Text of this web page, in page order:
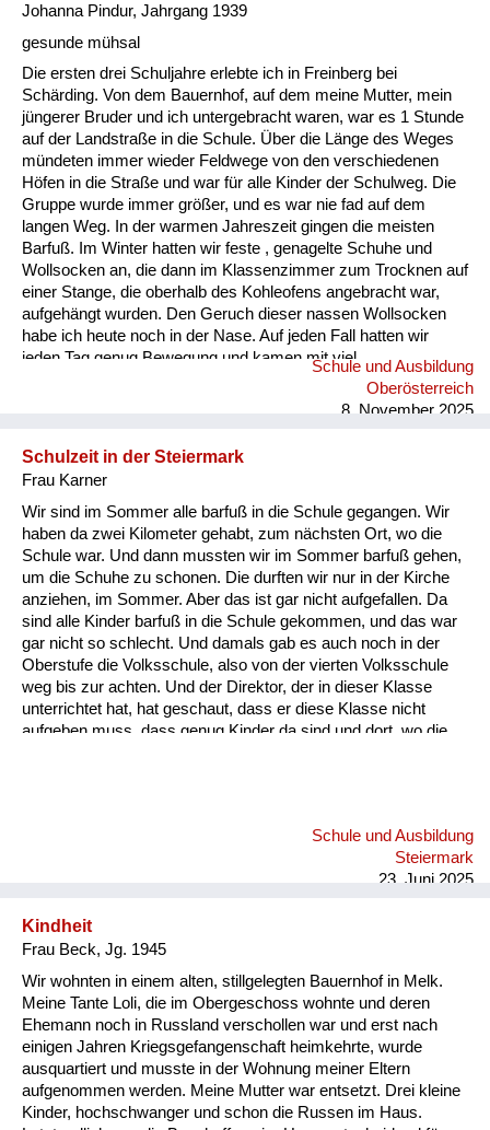
Kategorie
Besatzungsmächte
Frauen, Mütter, Kinder
Versorgung
Heimkehrer
Fluchtgeschichten
Familiengeschichten
Schule und Ausbildung
Wiederaufbau und
Wohnen
Johanna Pindur, Jahrgang 1939
gesunde mühsal
Die ersten drei Schuljahre erlebte ich in Freinberg bei
Schärding. Von dem Bauernhof, auf dem meine Mutter, mein
jüngerer Bruder und ich untergebracht waren, war es 1 Stunde
auf der Landstraße in die Schule. Über die Länge des Weges
mündeten immer wieder Feldwege von den verschiedenen
Höfen in die Straße und war für alle Kinder der Schulweg. Die
Gruppe wurde immer größer, und es war nie fad auf dem
langen Weg. In der warmen Jahreszeit gingen die meisten
Barfuß. Im Winter hatten wir feste , genagelte Schuhe und
Wollsocken an, die dann im Klassenzimmer zum Trocknen auf
einer Stange, die oberhalb des Kohleofens angebracht war,
aufgehängt wurden. Den Geruch dieser nassen Wollsocken
habe ich heute noch in der Nase. Auf jeden Fall hatten wir
jeden Tag genug Bewegung und kamen mit vielSchule und Ausbildung
Oberösterreich
8. November 2025
Schulzeit in der Steiermark
Frau Karner
Wir sind im Sommer alle barfuß in die Schule gegangen. Wir
haben da zwei Kilometer gehabt, zum nächsten Ort, wo die
Schule war. Und dann mussten wir im Sommer barfuß gehen,
um die Schuhe zu schonen. Die durften wir nur in der Kirche
anziehen, im Sommer. Aber das ist gar nicht aufgefallen. Da
sind alle Kinder barfuß in die Schule gekommen, und das war
gar nicht so schlecht. Und damals gab es auch noch in der
Oberstufe die Volksschule, also von der vierten Volksschule
weg bis zur achten. Und der Direktor, der in dieser Klasse
unterrichtet hat, hat geschaut, dass er diese Klasse nicht
aufgeben muss, dass genug Kinder da sind und dort, wo die
sich aber geweigert. Er hat geschaut, dass wir dann in die
Hauptschule kommen. Die war dann sieben Kilometer...
Schule und Ausbildung
Steiermark
23. Juni 2025
Kindheit
Frau Beck, Jg. 1945
Wir wohnten in einem alten, stillgelegten Bauernhof in Melk.
Meine Tante Loli, die im Obergeschoss wohnte und deren
Ehemann noch in Russland verschollen war und erst nach
einigen Jahren Kriegsgefangenschaft heimkehrte, wurde
ausquartiert und musste in der Wohnung meiner Eltern
aufgenommen werden. Meine Mutter war entsetzt. Drei kleine
Kinder, hochschwanger und schon die Russen im Haus.